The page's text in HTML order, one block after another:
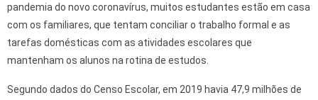
pandemia do novo coronavírus, muitos estudantes estão em casa
com os familiares, que tentam conciliar o trabalho formal e as
tarefas domésticas com as atividades escolares que
mantenham os alunos na rotina de estudos.
Segundo dados do Censo Escolar, em 2019 havia 47,9 milhões de